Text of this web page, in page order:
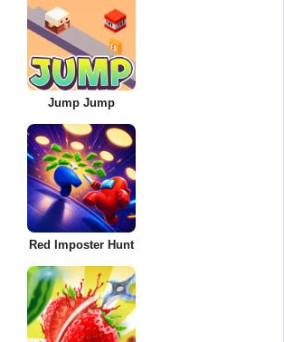
Jump Jump
Red Imposter Hunt